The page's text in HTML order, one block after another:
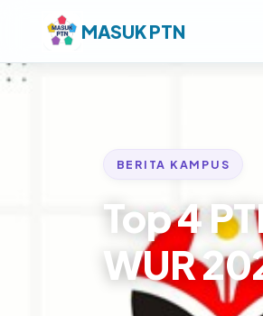
MASUK PTN
BERITA KAMPUS
Top 4
WUR